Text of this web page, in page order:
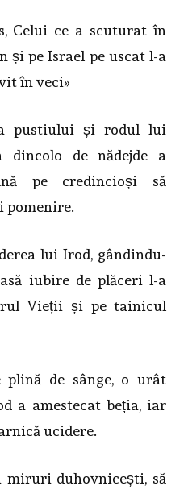
Celui ce a scuturat în
și pe Israel pe uscat l-a
în veci»
pustiului și rodul lui
dincolo de nădejde a
pe credincioși să
pomenire.
lui Irod, gândindu-
iubire de plăceri l-a
Vieții și pe tainicul
plină de sânge, o urât
a amestecat beția, iar
ucidere.
miruri duhovnicești, să